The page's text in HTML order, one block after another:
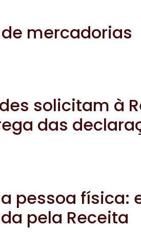
mercadorias
solicitam à
das
pessoa física:
pela Receita